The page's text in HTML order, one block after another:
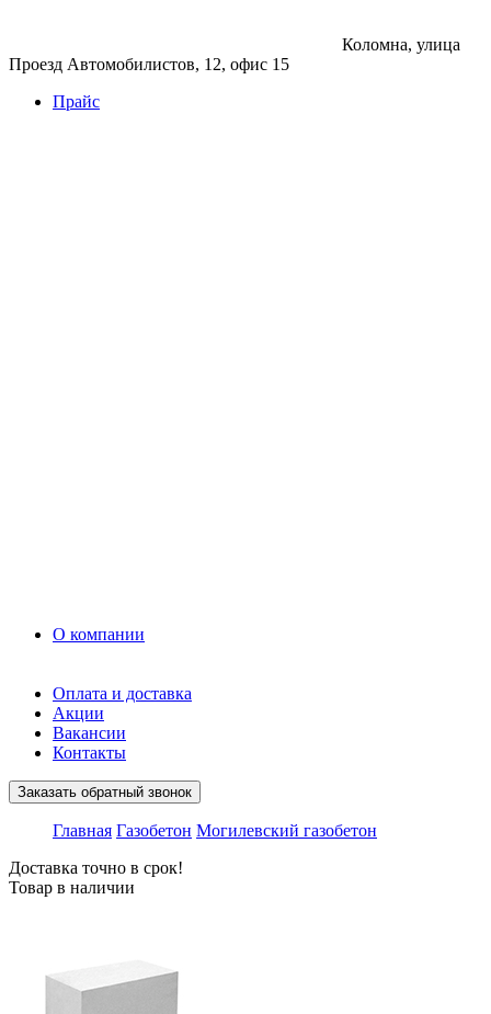
Коломна, улица
Проезд Автомобилистов, 12, офис 15
Прайс
О компании
Оплата и доставка
Акции
Вакансии
Контакты
Заказать обратный звонок
Главная Газобетон Могилевский газобетон
Доставка точно в срок!
Товар в наличии